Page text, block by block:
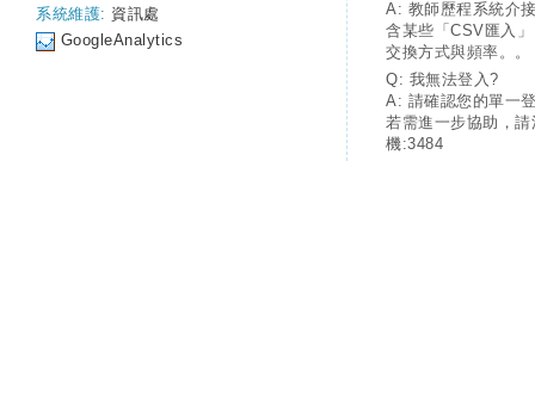
系統維護: 資訊處
GoogleAnalytics
A: 教師歷程系統介
含某些「CSV匯入
交換方式與頻率。。
Q: 我無法登入?
A: 請確認您的單一
若需進一步協助，
機:3484